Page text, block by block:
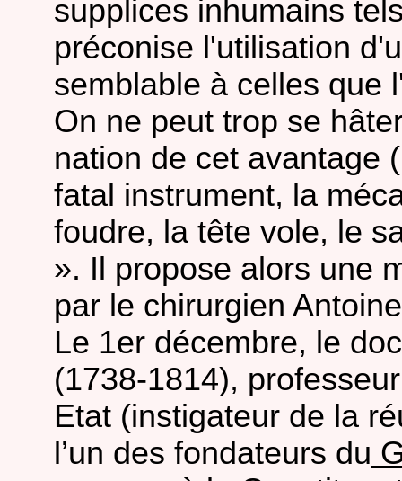
supplices inhumains
préconise l'utilisation
semblable à celles que
On ne peut trop se
nation de cet avantage
fatal instrument, la
foudre, la tête vole, le
». Il propose alors une
par le chirurgien
Le 1er décembre, le
(1738-1814),
Etat (instigateur de la
l’un des fondateurs du